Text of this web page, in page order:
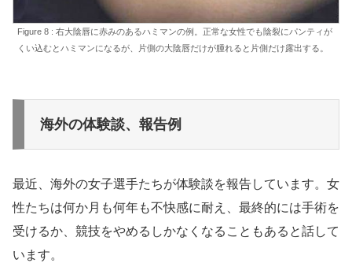
Figure 8 : 右大陰唇に赤みのあるハミマンの例。正常な女性でも陰裂にパンティが
くい込むとハミマンになるが、片側の大陰唇だけが腫れると片側だけ露出する。
海外の体験談、報告例
最近、海外の女子選手たちが体験談を報告しています。女
性たちは何か月も何年も不快感に耐え、最終的には手術を
受けるか、競技をやめるしかなくなることもあると話して
います。